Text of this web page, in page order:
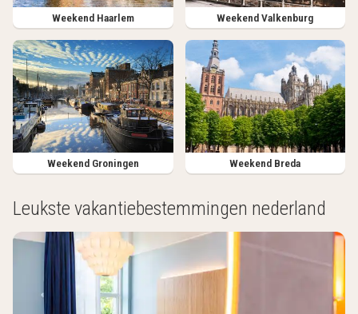
Weekend Haarlem Weekend Valkenburg
Weekend Groningen Weekend Breda
Leukste vakantiebestemmingen nederland